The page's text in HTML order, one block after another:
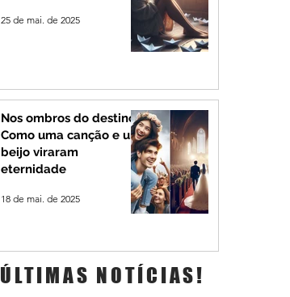
25 de mai. de 2025
Nos ombros do destino:
Como uma canção e um
beijo viraram
eternidade
18 de mai. de 2025
ÚLTIMAS NOTÍCIAS!